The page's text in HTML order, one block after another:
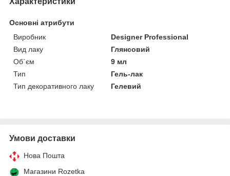
Основні атрибути
Виробник
Designer Professional
Вид лаку
Глянсовий
Об`єм
9 мл
Тип
Гель-лак
Тип декоративного лаку
Гелевий
Умови доставки
Нова Пошта
Магазини Rozetka